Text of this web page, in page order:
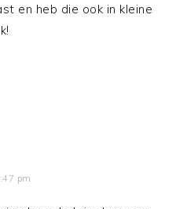
en heb die ook in kleine
pm